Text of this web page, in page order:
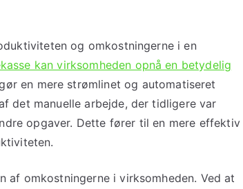
og omkostningerne i en
kan virksomheden opnå en betydelig
en mere strømlinet og automatiseret
det manuelle arbejde, der tidligere var
opgaver. Dette fører til en mere effektiv
af omkostningerne i virksomheden. Ved at